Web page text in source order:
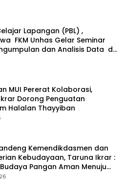
Lapangan (PBL) ,
FKM Unhas Gelar Seminar
dan Analisis Data di
Amparita Sidrap
MUI Pererat Kolaborasi,
Dorong Penguatan
Halalan Thayyiban
Kemendikdasmen dan
Kebudayaan, Taruna Ikrar :
Pangan Aman Menuju
Emas 2045